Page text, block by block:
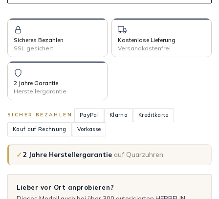
Sicheres Bezahlen
SSL gesichert
Kostenlose Lieferung
Versandkostenfrei
2 Jahre Garantie
Herstellergarantie
SICHER BEZAHLEN PayPal Klarna Kreditkarte
Kauf auf Rechnung Vorkasse
✓2 Jahre Herstellergarantie auf Quarzuhren
Lieber vor Ort anprobieren?